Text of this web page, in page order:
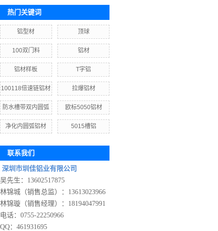
热门关键词
铝型材 顶球
100双门料 铝材
铝材样板 T字铝
100118倍速链铝材 拉爆铝材
防水槽带双内圆弧 欧标5050铝材
净化内圆弧铝材 5015槽铝
联系我们
深圳市圳佳铝业有限公司
吴先生：13602517875
林锦城（销售总监）：13613023966
林锦璇（销售经理）：18194047991
电话：0755-22250966
QQ：461931695